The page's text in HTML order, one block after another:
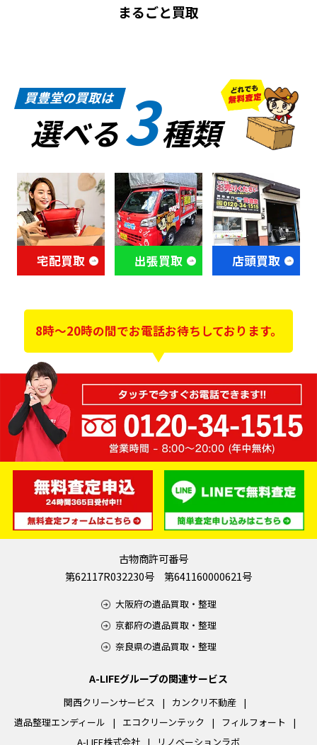
まるごと買取
買豊堂の買取は
選べる3種類
宅配買取 出張買取 店頭買取
8時～20時の間でお電話お待ちしております。
古物商許可番号
第62117R032230号 第641160000621号
大阪府の遺品買取・整理
京都府の遺品買取・整理
奈良県の遺品買取・整理
A-LIFEグループの関連サービス
関西クリーンサービス
カンクリ不動産
遺品整理エンディール
エコクリーンテック
フィルフォート
A-LIFE株式会社
リノベーションラボ